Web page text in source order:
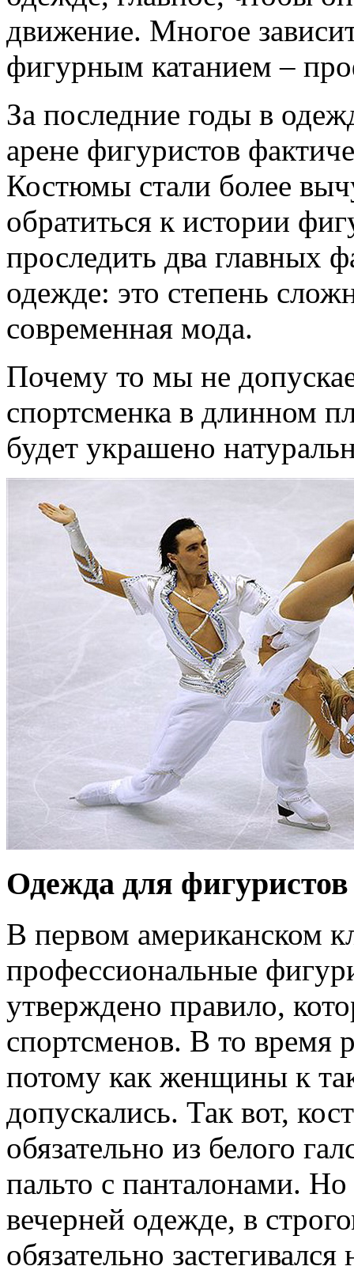
движение. Многое
фигурным катанием –
За последние годы в
арене фигуристов
Костюмы стали более
обратиться к истории
проследить два главных
одежде: это степень
современная мода.
Почему то мы не
спортсменка в длинном
будет украшено
Одежда для фигуристов
В первом американском
профессиональные
утверждено правило,
спортсменов. В то время
потому как женщины к
допускались. Так вот,
обязательно из белого
пальто с панталонами.
вечерней одежде, в
обязательно